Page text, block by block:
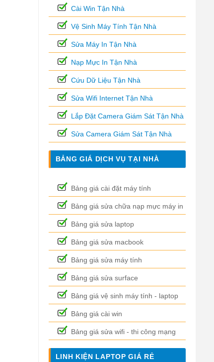
Cài Win Tận Nhà
Vệ Sinh Máy Tính Tận Nhà
Sửa Máy In Tận Nhà
Nạp Mực In Tận Nhà
Cứu Dữ Liệu Tận Nhà
Sửa Wifi Internet Tận Nhà
Lắp Đặt Camera Giám Sát Tận Nhà
Sửa Camera Giám Sát Tận Nhà
BẢNG GIÁ DỊCH VỤ TẠI NHÀ
Bảng giá cài đặt máy tính
Bảng giá sửa chữa nạp mực máy in
Bảng giá sửa laptop
Bảng giá sửa macbook
Bảng giá sửa máy tính
Bảng giá sửa surface
Bảng giá vệ sinh máy tính - laptop
Bảng giá cài win
Bảng giá sửa wifi - thi công mạng
LINH KIỆN LAPTOP GIÁ RẺ